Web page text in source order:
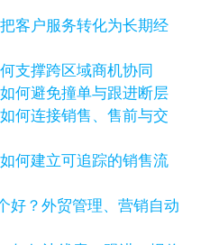
客户服务转化为长期经
支撑跨区域商机协同
何避免撞单与跟进断层
何连接销售、售前与交
何建立可追踪的销售流
好？外贸管理、营销自动